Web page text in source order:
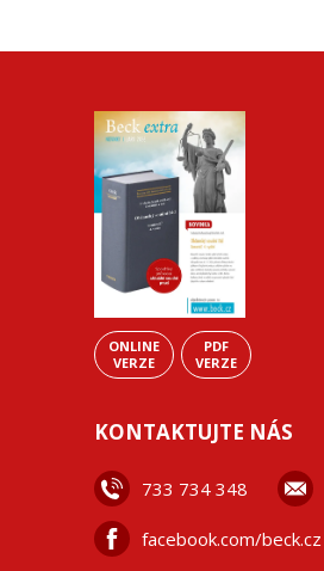
ONLINE
VERZE
PDF
VERZE
KONTAKTUJTE NÁS
733 734 348
facebook.com/beck.cz